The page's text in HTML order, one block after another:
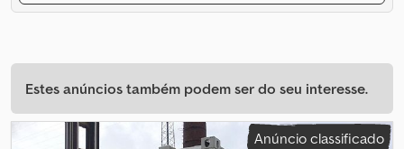
Estes anúncios também podem ser do seu interesse.
Anúncio classificado